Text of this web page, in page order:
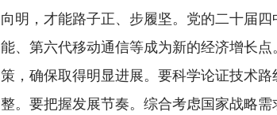
向明，才能路子正、步履坚。党的二十届
能、第六代移动通信等成为新的经济增长
策，确保取得明显进展。要科学论证技术
整。要把握发展节奏。综合考虑国家战略